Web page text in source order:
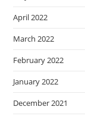
April 2022
March 2022
February 2022
January 2022
December 2021